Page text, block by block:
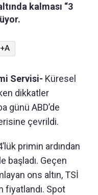
kalması “3
+A
Servisi- Küresel
dikkatler
günü ABD’de
çevrildi.
primin ardından
başladı. Geçen
ons altın, TSİ
fiyatlandı. Spot